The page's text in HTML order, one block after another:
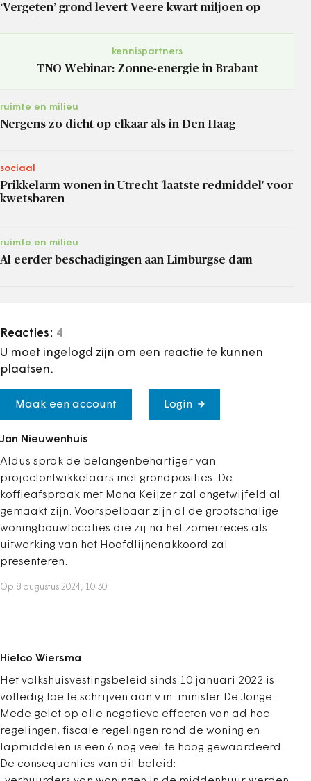
‘Vergeten’ grond levert Veere kwart miljoen op
kennispartners
TNO Webinar: Zonne-energie in Brabant
ruimte en milieu
Nergens zo dicht op elkaar als in Den Haag
sociaal
Prikkelarm wonen in Utrecht 'laatste redmiddel' voor
kwetsbaren
ruimte en milieu
Al eerder beschadigingen aan Limburgse dam
Reacties: 4
U moet ingelogd zijn om een reactie te kunnen
plaatsen.
Maak een account Login
Jan Nieuwenhuis
Aldus sprak de belangenbehartiger van
projectontwikkelaars met grondposities. De
koffieafspraak met Mona Keijzer zal ongetwijfeld al
gemaakt zijn. Voorspelbaar zijn al de grootschalige
woningbouwlocaties die zij na het zomerreces als
uitwerking van het Hoofdlijnenakkoord zal
presenteren.
Op 8 augustus 2024, 10:30
Hielco Wiersma
Het volkshuisvestingsbeleid sinds 10 januari 2022 is
volledig toe te schrijven aan v.m. minister De Jonge.
Mede gelet op alle negatieve effecten van ad hoc
regelingen, fiscale regelingen rond de woning en
lapmiddelen is een 6 nog veel te hoog gewaardeerd.
De consequenties van dit beleid: